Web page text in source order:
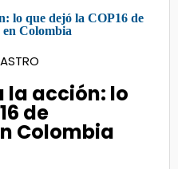
la acción: lo
de
Colombia